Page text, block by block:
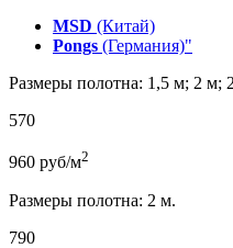
MSD (Китай)
Pongs (Германия)"
Размеры полотна: 1,5 м; 2 м;
570
960 руб/м2
Размеры полотна: 2 м.
790